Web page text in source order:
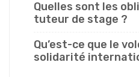
Quelles sont les
tuteur de stage ?
Qu’est-ce que le
solidarité